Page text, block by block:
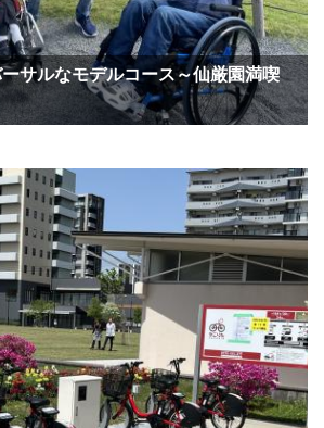
ーサルなモデルコース～仙厳園満喫